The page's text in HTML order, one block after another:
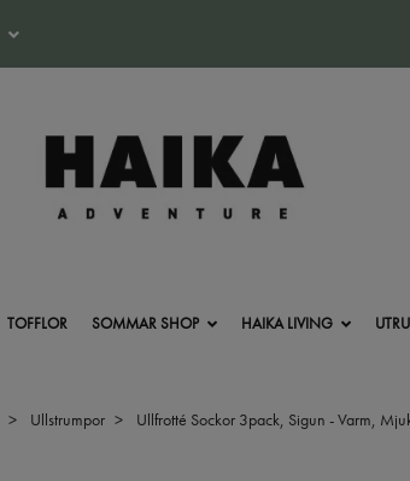
TOFFLOR SOMMAR SHOP HAIKA LIVING
Ullstrumpor Ullfrotté Sockor 3pack, Sigun - Varm,